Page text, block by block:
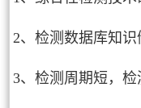
2、检测数据库知识
3、检测周期短，检